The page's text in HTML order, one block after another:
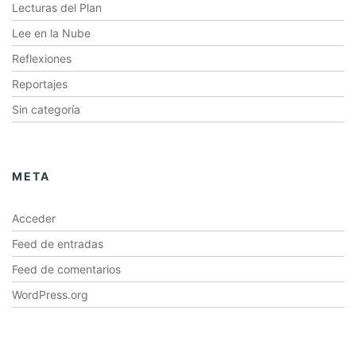
Lecturas del Plan
Lee en la Nube
Reflexiones
Reportajes
Sin categoría
META
Acceder
Feed de entradas
Feed de comentarios
WordPress.org